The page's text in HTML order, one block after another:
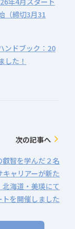
（締切3月31
ンドブック：20
した！
次の記事へ arrow_forward_ios
叡智を学んだ２名
キャリアーが新た
海道・美瑛にて
トを開催しました